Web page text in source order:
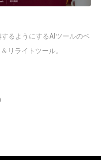
るようにするAIツールのベ
リライトツール。